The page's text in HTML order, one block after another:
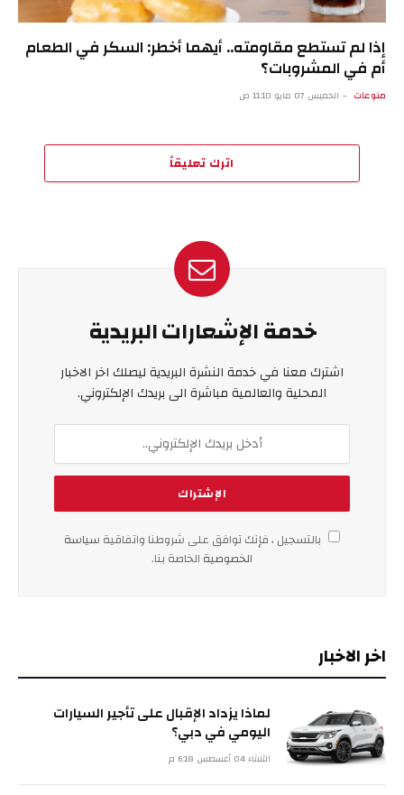
إذا لم تستطع مقاومته.. أيهما أخطر: السكر في الطعام
أم في المشروبات؟
منوعات الخميس 07 مايو 11:10 ص
اترك تعليقاً
خدمة الإشعارات البريدية
اشترك معنا في خدمة النشرة البريدية ليصلك اخر الاخبار
المحلية والعالمية مباشرة الى بريدك الإلكتروني.
بالتسجيل ، فإنك توافق على شروطنا واتفاقية سياسة
الخصوصية الخاصة بنا.
اخر الاخبار
لماذا يزداد الإقبال على تأجير السيارات
اليومي في دبي؟
الثلاثاء 04 أغسطس 6:18 م